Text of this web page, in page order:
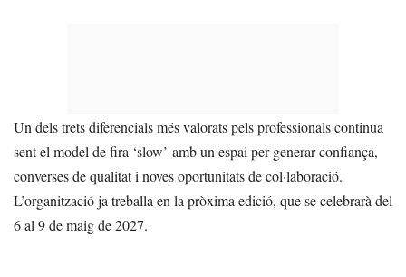
Un dels trets diferencials més valorats pels professionals continua
sent el model de fira ‘slow’ amb un espai per generar confiança,
converses de qualitat i noves oportunitats de col·laboració.
L’organització ja treballa en la pròxima edició, que se celebrarà del
6 al 9 de maig de 2027.